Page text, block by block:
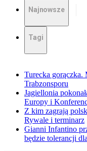
Najnowsze
Tagi
Turecka gorączka.
Trabzonsporu
Jagiellonia
Europy i
Z kim zagrają
Rywale i terminarz
Gianni Infantino
będzie tolerancji